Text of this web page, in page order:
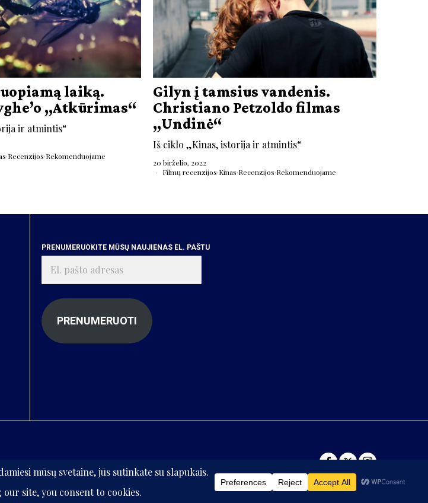
laiką.
„Atkūrimas“
ir atmintis“
·Recenzijos·Rekomenduojame
Gilyn į tamsius vandenis.
Christiano Petzoldo filmas
„Undinė“
Iš ciklo „Kinas, istorija ir atmintis“
20 birželio, 2022
Filmų recenzijos·Kinas·Recenzijos·Rekomenduojame
PRENUMERUOKITE MŪSŲ NAUJIENAS EL. PAŠTU
pašto
PRENUMERUOTI